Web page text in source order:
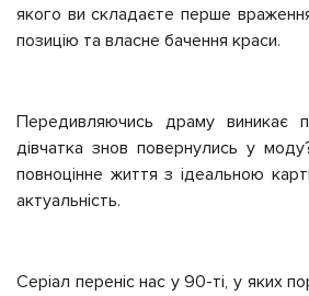
якого ви складаєте перше
позицію та власне бачення краси.
Передивляючись драму виникає
дівчатка знов повернулись у
повноцінне життя з ідеальною
актуальність.
Серіал переніс нас у 90-ті, у яких